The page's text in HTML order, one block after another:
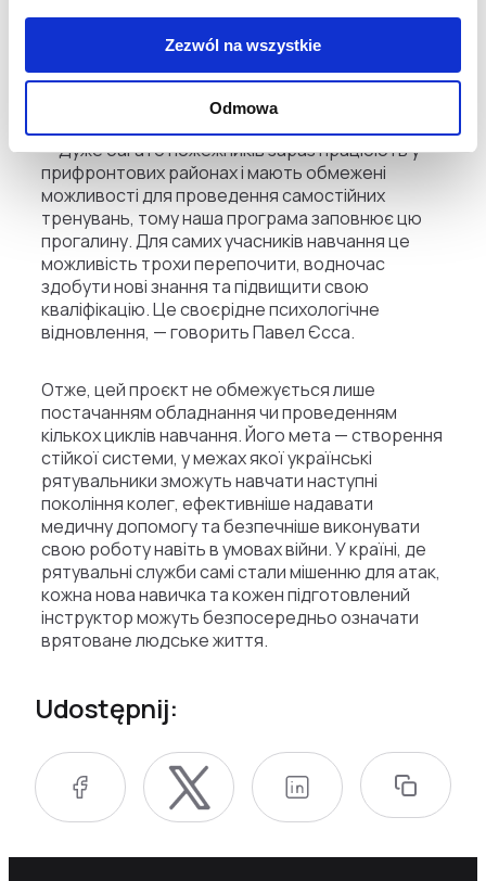
Zezwól na wszystkie
Odmowa
Як наголошує координатор проєкту, навчання
мають ще один важливий аспект. Для
перевантажених роботою пожежників це часто
— Дуже багато пожежників зараз працюють у
прифронтових районах і мають обмежені
можливості для проведення самостійних
тренувань, тому наша програма заповнює цю
прогалину. Для самих учасників навчання це
можливість трохи перепочити, водночас
здобути нові знання та підвищити свою
кваліфікацію. Це своєрідне психологічне
відновлення, — говорить Павел Єсса.
Отже, цей проєкт не обмежується лише
постачанням обладнання чи проведенням
кількох циклів навчання. Його мета — створення
стійкої системи, у межах якої українські
рятувальники зможуть навчати наступні
покоління колег, ефективніше надавати
медичну допомогу та безпечніше виконувати
свою роботу навіть в умовах війни. У країні, де
рятувальні служби самі стали мішенню для атак,
кожна нова навичка та кожен підготовлений
інструктор можуть безпосередньо означати
врятоване людське життя.
Udostępnij: